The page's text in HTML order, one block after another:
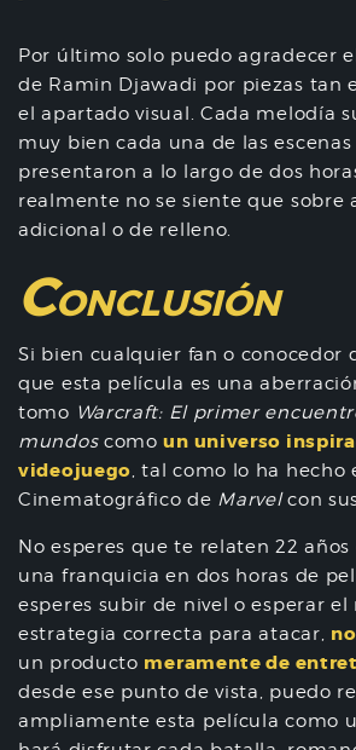
Por último solo puedo agradecer
de Ramin Djawadi por piezas tan
el apartado visual. Cada melodía
muy bien cada una de las escenas
presentaron a lo largo de dos
realmente no se siente que sobre
adicional o de relleno.
CONCLUSIÓN
Si bien cualquier fan o conocedor
que esta película es una
tomo Warcraft: El primer
mundos comoun universo
videojuego, tal como lo ha hecho
Cinematográfico de Marvelcon
No esperes que te relaten 22
una franquicia en dos horas de
esperes subir de nivel o esperar
estrategia correcta para atacar,
un producto meramente de
desde ese punto de vista, puedo
ampliamente esta película como